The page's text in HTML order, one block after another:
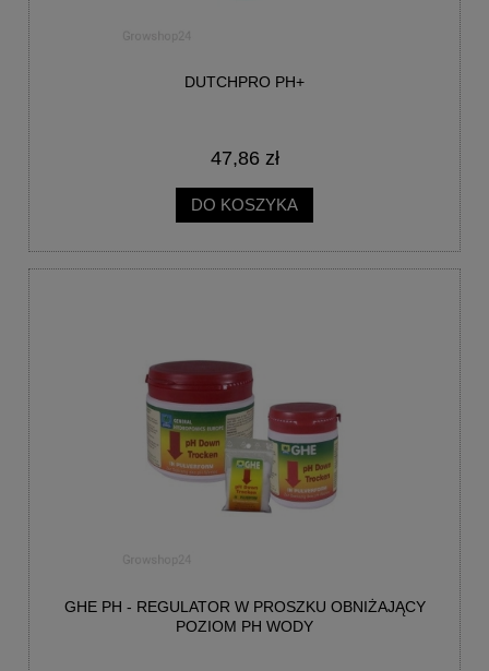
DUTCHPRO PH+
47,86 zł
DO KOSZYKA
GHE PH - REGULATOR W PROSZKU OBNIŻAJĄCY
POZIOM PH WODY